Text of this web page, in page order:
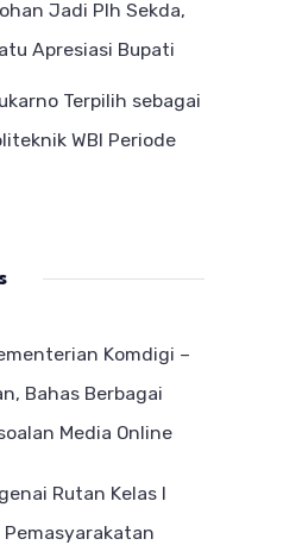
Jadi Plh Sekda,
Apresiasi Bupati
Terpilih sebagai
WBI Periode
Komdigi –
Bahas Berbagai
Media Online
Rutan Kelas I
Pemasyarakatan